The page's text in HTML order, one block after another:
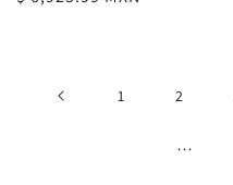
1 2
…